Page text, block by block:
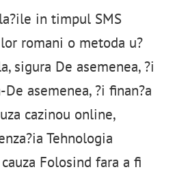
in timpul SMS
romani o metoda u?
sigura De asemenea, ?i
asemenea, ?i finan?a
cazinou online,
Tehnologia
Folosind fara a fi